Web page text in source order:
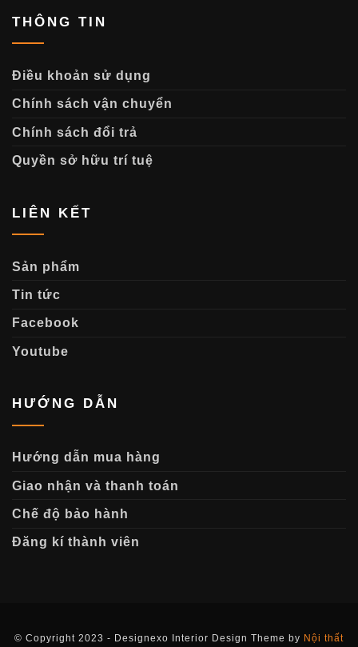
THÔNG TIN
Điều khoản sử dụng
Chính sách vận chuyển
Chính sách đổi trả
Quyền sở hữu trí tuệ
LIÊN KẾT
Sản phẩm
Tin tức
Facebook
Youtube
HƯỚNG DẪN
Hướng dẫn mua hàng
Giao nhận và thanh toán
Chế độ bảo hành
Đăng kí thành viên
© Copyright 2023 - Designexo Interior Design Theme by Nội thất